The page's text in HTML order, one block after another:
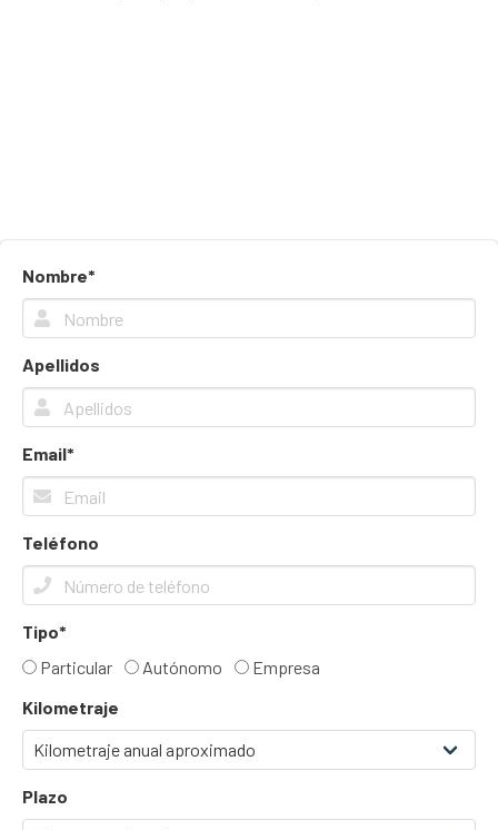
Nombre*
Apellidos
Email*
Teléfono
Tipo*
Particular
Autónomo
Empresa
Kilometraje
Plazo